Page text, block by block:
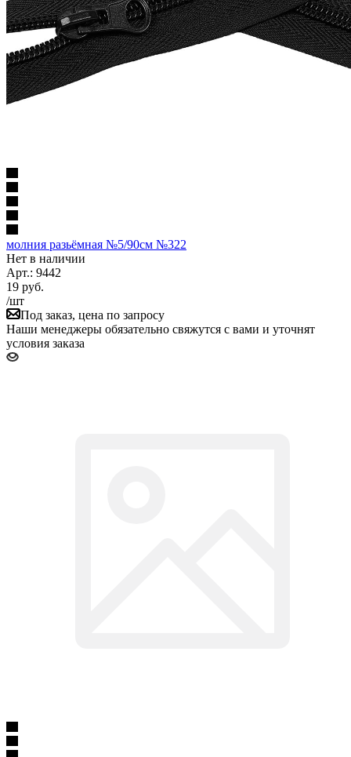
молния разьёмная №5/90см №322
Нет в наличии
Арт.: 9442
19 руб.
/шт
Под заказ, цена по запросу
Наши менеджеры обязательно свяжутся с вами и уточнят
условия заказа